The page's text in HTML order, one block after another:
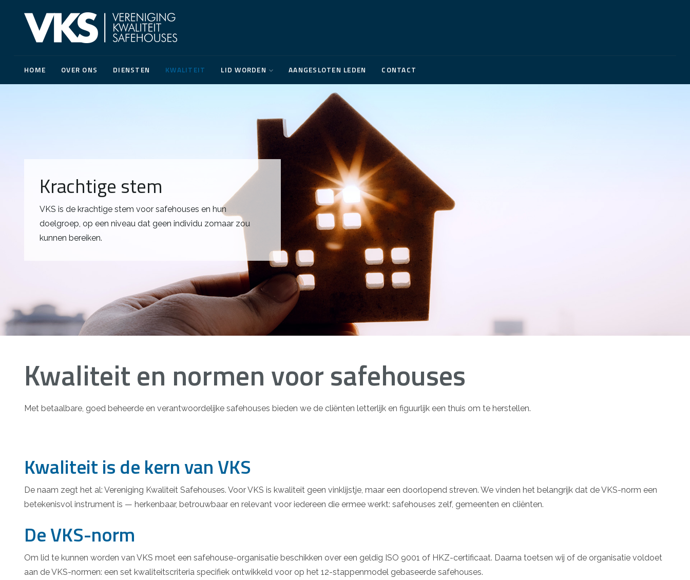
HOME OVER ONS DIENSTEN KWALITEIT LID WORDEN AANGESLOTEN LEDEN CONTACT
Krachtige stem
VKS is de krachtige stem voor safehouses en hun
doelgroep, op een niveau dat geen individu zomaar zou
kunnen bereiken.
Kwaliteit en normen voor safehouses
Met betaalbare, goed beheerde en verantwoordelijke safehouses bieden we de cliënten letterlijk en figuurlijk een thuis om te herstellen.
Kwaliteit is de kern van VKS
De naam zegt het al: Vereniging Kwaliteit Safehouses. Voor VKS is kwaliteit geen vinklijstje, maar een doorlopend streven. We vinden het belangrijk dat de VKS-norm een
betekenisvol instrument is — herkenbaar, betrouwbaar en relevant voor iedereen die ermee werkt: safehouses zelf, gemeenten en cliënten.
De VKS-norm
Om lid te kunnen worden van VKS moet een safehouse-organisatie beschikken over een geldig ISO 9001 of HKZ-certificaat. Daarna toetsen wij of de organisatie voldoet
aan de VKS-normen: een set kwaliteitscriteria specifiek ontwikkeld voor op het 12-stappenmodel gebaseerde safehouses.
Aangesloten leden